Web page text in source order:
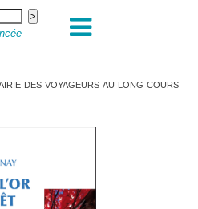
des voyageurs au long cours